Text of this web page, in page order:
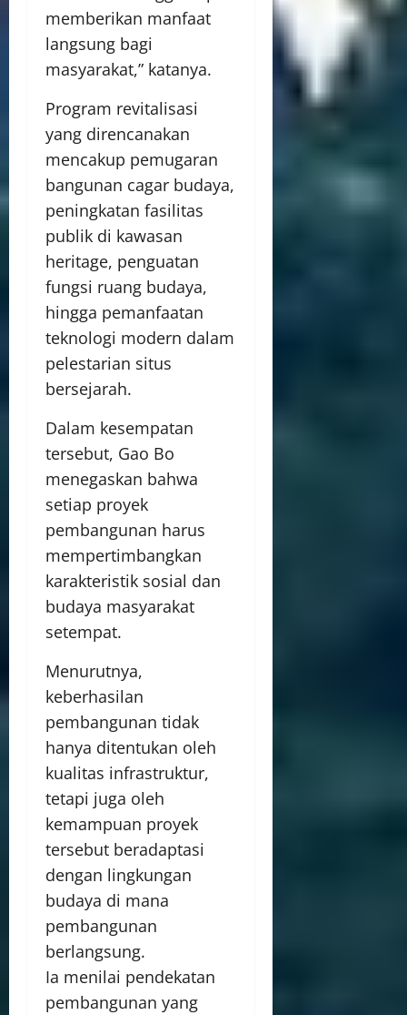
memberikan manfaat
langsung bagi
masyarakat,” katanya.
Program revitalisasi
yang direncanakan
mencakup pemugaran
bangunan cagar budaya,
peningkatan fasilitas
publik di kawasan
heritage, penguatan
fungsi ruang budaya,
hingga pemanfaatan
teknologi modern dalam
pelestarian situs
bersejarah.
Dalam kesempatan
tersebut, Gao Bo
menegaskan bahwa
setiap proyek
pembangunan harus
mempertimbangkan
karakteristik sosial dan
budaya masyarakat
setempat.
Menurutnya,
keberhasilan
pembangunan tidak
hanya ditentukan oleh
kualitas infrastruktur,
tetapi juga oleh
kemampuan proyek
tersebut beradaptasi
dengan lingkungan
budaya di mana
pembangunan
berlangsung.
Ia menilai pendekatan
pembangunan yang